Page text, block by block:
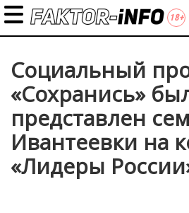
Социальный
«Сохранись»
представлен
Ивантеевки на
«Лидеры